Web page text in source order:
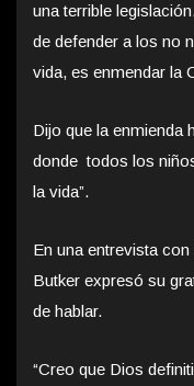
una terrible
de defender a los no
vida, es enmendar la
Dijo que la enmienda
donde todos los
la vida”.
En una entrevista
Butker expresó su
de hablar.
“Creo que Dios